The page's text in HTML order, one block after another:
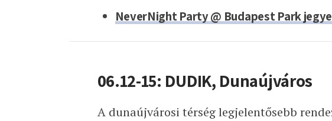
NeverNight Party @ Budapest Park
06.12-15: DUDIK, Dunaújváros
A dunaújvárosi térség legjelentősebb